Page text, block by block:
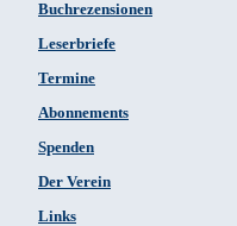
Buchrezensionen
Leserbriefe
Termine
Abonnements
Spenden
Der Verein
Links